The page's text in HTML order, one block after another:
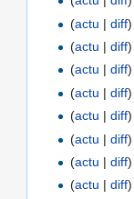
(actu |diff)
(actu |diff)
(actu |diff)
(actu |diff)
(actu |diff)
(actu |diff)
(actu |diff)
(actu |diff)